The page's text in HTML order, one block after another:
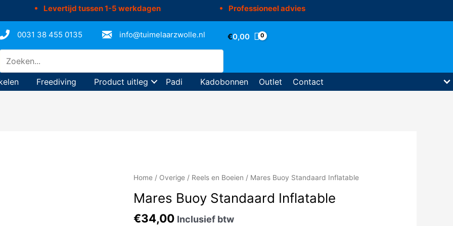
Levertijd tussen 1-5 werkdagen Professioneel advies
0031 38 455 0135 info@tuimelaarzwolle.nl €0,00
Freediving Product uitleg Padi Kadobonnen Outlet Contact
Home / Overige / Reels en Boeien / Mares Buoy Standaard Inflatable
Mares Buoy Standaard Inflatable
€34,00 Inclusief btw